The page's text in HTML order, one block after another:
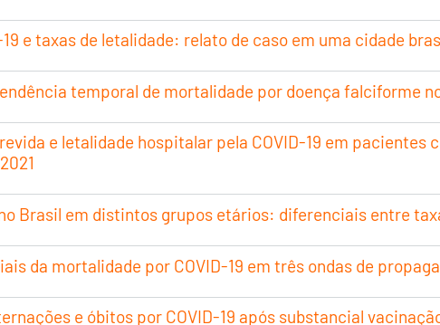
e taxas de letalidade: relato de caso em uma cidade
temporal de mortalidade por doença falciforme
e letalidade hospitalar pela COVID-19 em
Brasil em distintos grupos etários: diferenciais entre
da mortalidade por COVID-19 em três ondas de
e óbitos por COVID-19 após substancial